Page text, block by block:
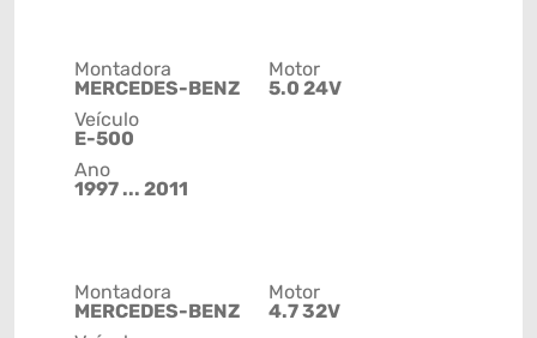
Montadora
MERCEDES-BENZ
Veículo
E-500
Ano
1997 ... 2011
Motor
5.0 24V
Montadora
MERCEDES-BENZ
Motor
4.7 32V